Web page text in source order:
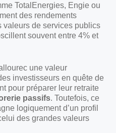
TotalEnergies, Engie ou
des rendements
valeurs de services publics
souvent entre 4% et
une valeur
investisseurs en quête de
pour préparer leur retraite
passifs. Toutefois, ce
logiquement d’un profil
des grandes valeurs